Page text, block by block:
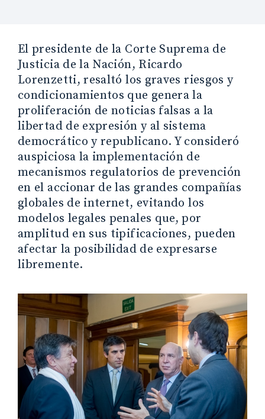
El presidente de la Corte Suprema de
Justicia de la Nación, Ricardo
Lorenzetti, resaltó los graves riesgos y
condicionamientos que genera la
proliferación de noticias falsas a la
libertad de expresión y al sistema
democrático y republicano. Y consideró
auspiciosa la implementación de
mecanismos regulatorios de prevención
en el accionar de las grandes compañías
globales de internet, evitando los
modelos legales penales que, por
amplitud en sus tipificaciones, pueden
afectar la posibilidad de expresarse
libremente.